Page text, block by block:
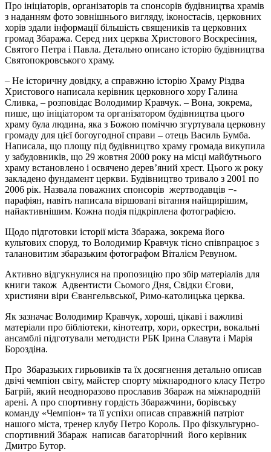
Про ініціаторів, організаторів та спонсорів будівництва храмів
з наданням фото зовнішнього вигляду, іконостасів, церковних
хорів здали інформації більшість священиків та церковних
громад Збаража. Серед них церква Христового Воскресіння,
Святого Петра і Павла. Детально описано історію будівництва
Святопокровського храму.
– Не історичну довідку, а справжню історію Храму Різдва
Христового написала керівник церковного хору Галина
Сливка, – розповідає Володимир Кравчук. – Вона, зокрема,
пише, що ініціатором та організатором будівництва цього
храму була людина, яка з Божою поміччю згуртувала церковну
громаду для цієї богоугодної справи – отець Василь Бумба.
Написала, що площу під будівництво храму громада викупила
у забудовників, що 29 жовтня 2000 року на місці майбутнього
храму встановлено і освячено дерев’яний хрест. Цього ж року
закладено фундамент церкви. Будівництво тривало з 2001 по
2006 рік. Назвала поважних спонсорів жертводавців −-
парафіян, навіть написала віршовані вітання найщирішим,
найактивнішим. Кожна подія підкріплена фотографією.
Щодо підготовки історії міста Збаража, зокрема його
культових споруд, то Володимир Кравчук тісно співпрацює з
талановитим збаразьким фотографом Віталієм Ревуном.
Активно відгукнулися на пропозицію про збір матеріалів для
книги також Адвентисти Сьомого Дня, Свідки Єгови,
християни віри Євангельвської, Римо-католицька церква.
Як зазначає Володимир Кравчук, хороші, цікаві і важливі
матеріали про бібліотеки, кінотеатр, хори, оркестри, вокальні
ансамблі підготували методисти РБК Ірина Славута і Марія
Бороздіна.
Про Збаразьких гирьовиків та їх досягнення детально описав
двічі чемпіон світу, майстер спорту міжнародного класу Петро
Багрій, який неодноразово прославив Збараж на міжнародній
арені. А про спортивну гордість Збаражчини, борівську
команду «Чемпіон» та її успіхи описав справжній патріот
нашого міста, тренер клубу Петро Король. Про фізкультурно-
спортивний Збараж написав багаторічний його керівник
Дмитро Бутор.